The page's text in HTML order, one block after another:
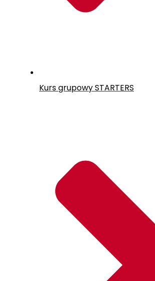
Kurs grupowySTARTERS